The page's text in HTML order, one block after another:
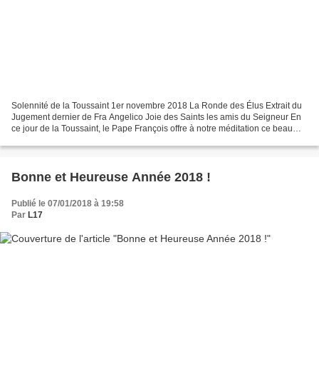
Solennité de la Toussaint 1er novembre 2018 La Ronde des Élus Extrait du
Jugement dernier de Fra Angelico Joie des Saints les amis du Seigneur En
ce jour de la Toussaint, le Pape François offre à notre méditation ce beau
Bonne et Heureuse Année 2018 !
Publié le 07/01/2018 à 19:58
Par L17